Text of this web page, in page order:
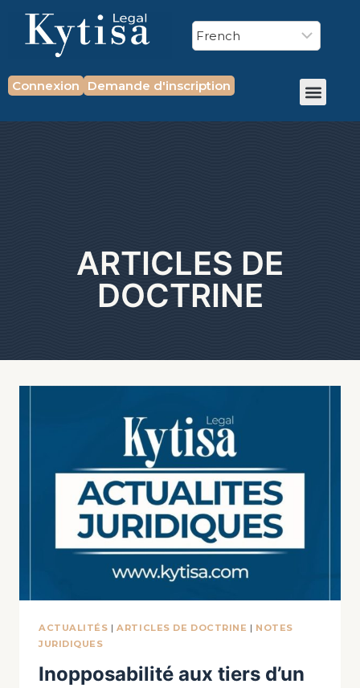
Connexion Demande d'inscription
ARTICLES DE
DOCTRINE
ACTUALITÉS |ARTICLES DE DOCTRINE | NOTES
JURIDIQUES
Inopposabilité aux tiers d’un